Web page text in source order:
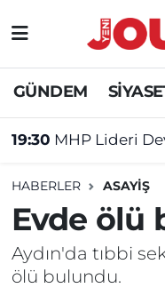
GÜNDEM
19:30 MHP Lideri Devlet
HABERLER ASAYİŞ
Evde ölü
Aydın'da tıbbi
ölü bulundu.
GÜNDEM
SİYASET
DÜNYA
EĞİTİM
Nöbetçi
Hava Durumu
Süper Lig
Tüm